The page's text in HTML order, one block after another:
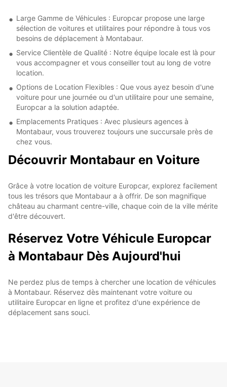
Large Gamme de Véhicules : Europcar propose une large
sélection de voitures et utilitaires pour répondre à tous vos
besoins de déplacement à Montabaur.
Service Clientèle de Qualité : Notre équipe locale est là pour
vous accompagner et vous conseiller tout au long de votre
location.
Options de Location Flexibles : Que vous ayez besoin d'une
voiture pour une journée ou d'un utilitaire pour une semaine,
Europcar a la solution adaptée.
Emplacements Pratiques : Avec plusieurs agences à
Montabaur, vous trouverez toujours une succursale près de
chez vous.
Découvrir Montabaur en Voiture
Grâce à votre location de voiture Europcar, explorez facilement
tous les trésors que Montabaur a à offrir. De son magnifique
château au charmant centre-ville, chaque coin de la ville mérite
d'être découvert.
Réservez Votre Véhicule Europcar
à Montabaur Dès Aujourd'hui
Ne perdez plus de temps à chercher une location de véhicules
à Montabaur. Réservez dès maintenant votre voiture ou
utilitaire Europcar en ligne et profitez d'une expérience de
déplacement sans souci.